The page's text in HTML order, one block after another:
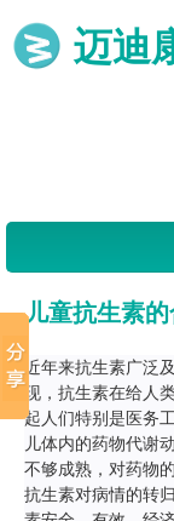
迈迪
儿童抗生素的
近年来抗生素广泛
现，抗生素在给人
起人们特别是医务
儿体内的药物代谢
不够成熟，对药物
抗生素对病情的转